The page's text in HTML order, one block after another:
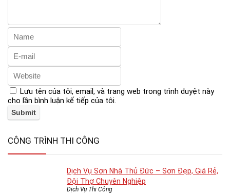
Lưu tên của tôi, email, và trang web trong trình duyệt này
cho lần bình luận kế tiếp của tôi.
CÔNG TRÌNH THI CÔNG
Dịch Vụ Sơn Nhà Thủ Đức – Sơn Đẹp, Giá Rẻ,
Đội Thợ Chuyên Nghiệp
Dịch Vụ Thi Công